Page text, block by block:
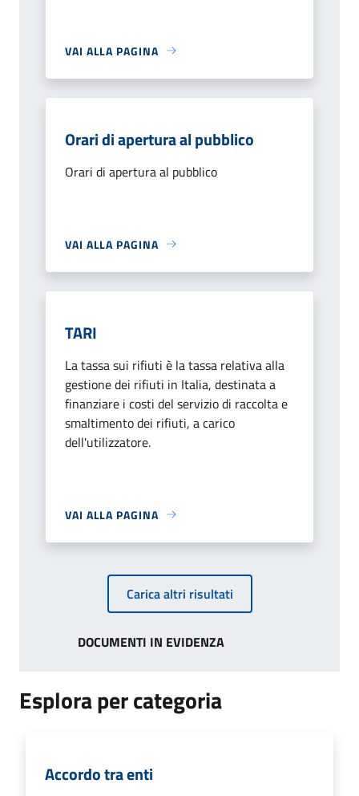
VAI ALLA PAGINA
Orari di apertura al pubblico
Orari di apertura al pubblico
VAI ALLA PAGINA
TARI
La tassa sui rifiuti è la tassa relativa alla
gestione dei rifiuti in Italia, destinata a
finanziare i costi del servizio di raccolta e
smaltimento dei rifiuti, a carico
dell'utilizzatore.
VAI ALLA PAGINA
Carica altri risultati
DOCUMENTI IN EVIDENZA
Esplora per categoria
Accordo tra enti